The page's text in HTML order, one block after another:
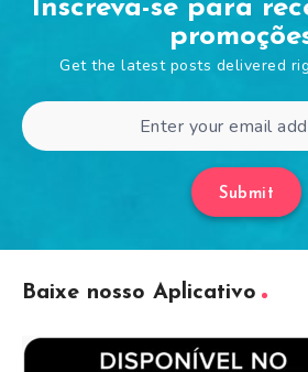
Inscreva-se para
Get the latest posts delivered
Submit
Baixe nosso Aplicativo